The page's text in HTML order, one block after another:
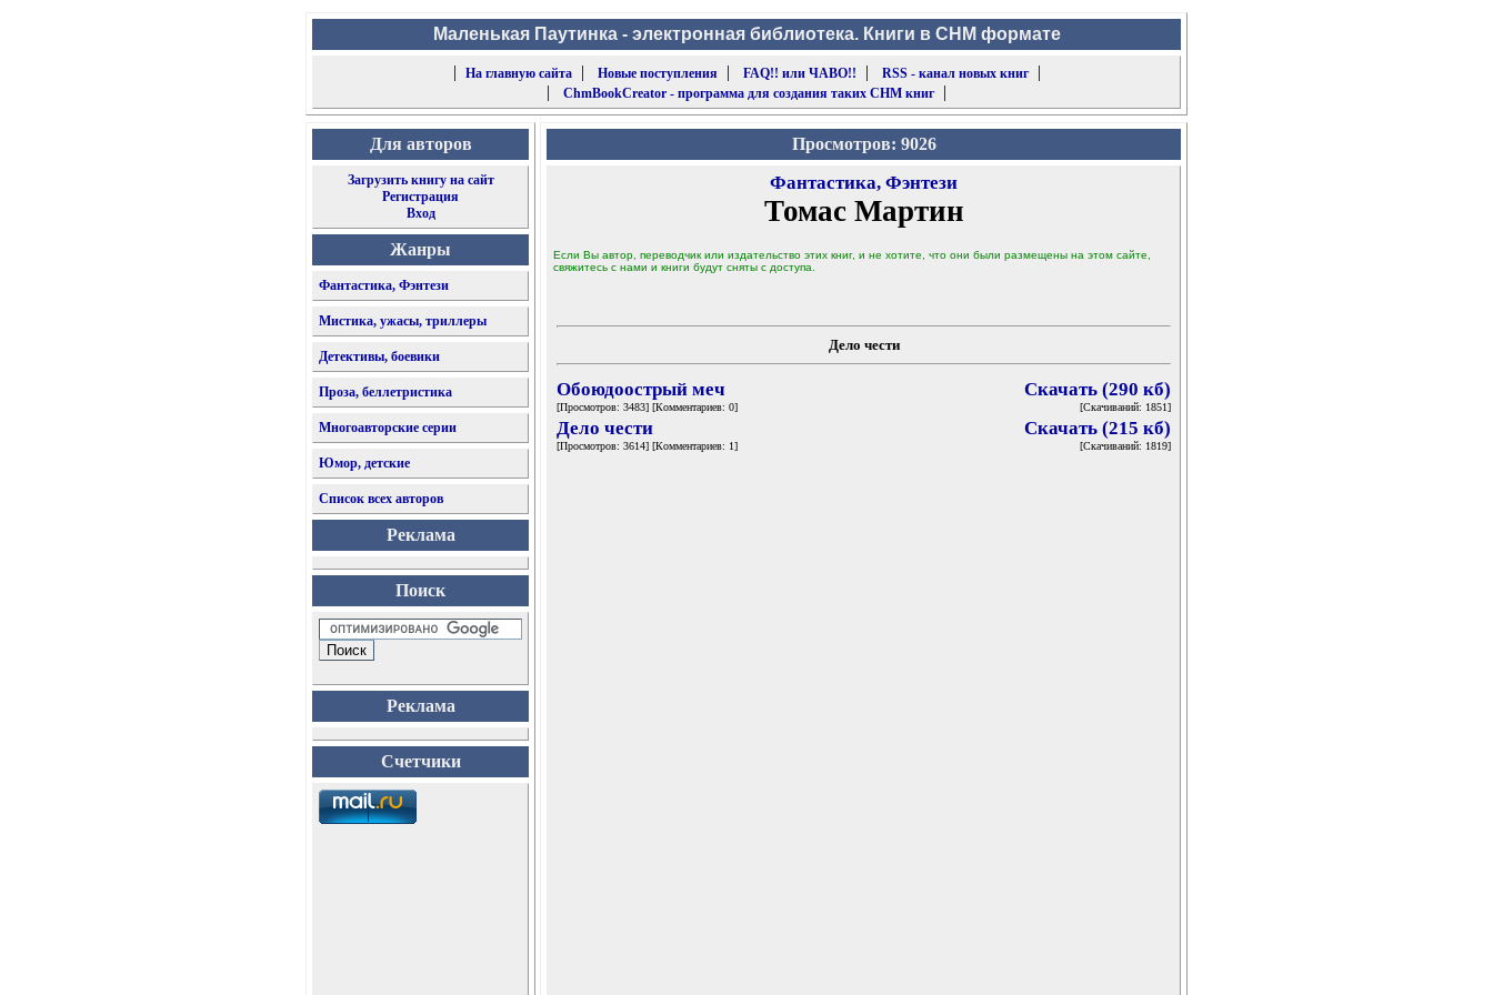
Маленькая Паутинка - электронная библиотека. Книги в CHM формате
|
На главную сайта| Новые поступления | FAQ!! или ЧАВО!! | RSS - канал новых книг|
|
ChmBookCreator - программа для создания таких CHM книг|
Для авторов
Загрузить книгу на сайт
Регистрация
Вход
Жанры
Фантастика, Фэнтези
Мистика, ужасы, триллеры
Детективы, боевики
Проза, беллетристика
Многоавторские серии
Юмор, детские
Список всех авторов
Реклама
Поиск
Реклама
Счетчики
Просмотров: 9026
Фантастика, Фэнтези
Томас Мартин
Если Вы автор, переводчик или издательство этих книг, и не хотите, что они были размещены на этом сайте,
свяжитесь с нами и книги будут сняты с доступа.
Дело чести
Обоюдоострый меч
[Просмотров: 3483] [Комментариев: 0]
Скачать (290 кб)
[Скачиваний: 1851]
Дело чести
[Просмотров: 3614] [Комментариев: 1]
Скачать (215 кб)
[Скачиваний: 1819]